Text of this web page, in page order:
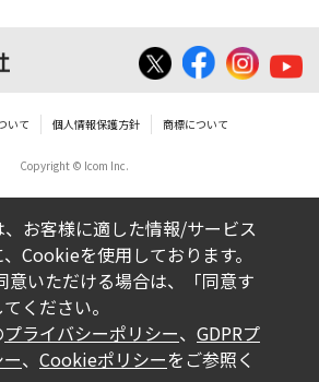
ドした取扱説明書等に使用され
切出来ません。
した取扱説明書およびその他す
の変更は一切行わないでくださ
よる内容の変更により、何らか
としても、弊社では一切の保
せん。また、内容の変更の結
様に損害が生じたとしても、弊
等は一切の責任を負いません。
いて 個人情報保護方針 商標について
Copyright © Icom Inc.
お客様に適した情報/サービス
Cookieを使用しております。
いただける場合は、「同意す
ください。
プライバシーポリシー、 GDPRプ
、 Cookieポリシーをご参照く